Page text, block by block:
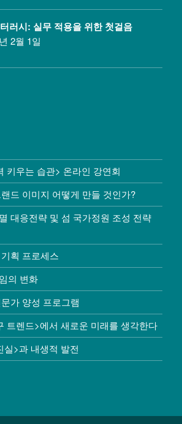
러시: 실무 적용을 위한 첫걸음
2월 1일
키우는 습관> 온라인 강연회
드 이미지 어떻게 만들 것인가?
대응전략 및 섬 국가정원 조성 전략
획 프로세스
의 변화
가 양성 프로그램
트렌드>에서 새로운 미래를 생각한다
실>과 내생적 발전